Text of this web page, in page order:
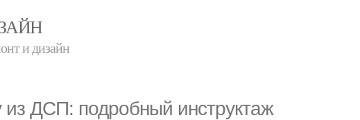
и дизайн
из ДСП: подробный инструктаж